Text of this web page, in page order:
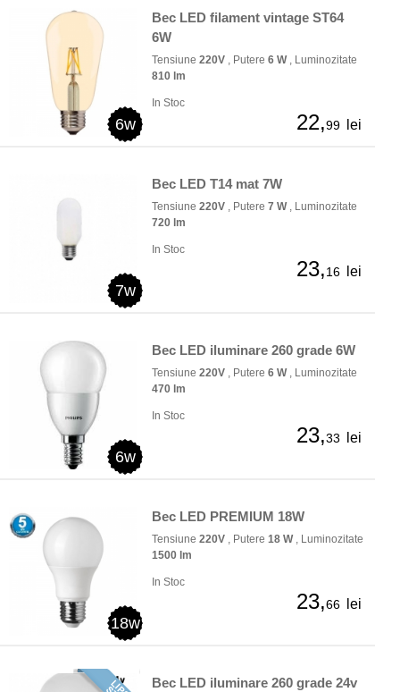
6w
Bec LED filament vintage ST64
6W
Tensiune 220V , Putere 6 W, Luminozitate
810 lm
In Stoc
22,99 lei
7w
Bec LED T14 mat 7W
Tensiune 220V , Putere 7 W, Luminozitate
720 lm
In Stoc
23,16 lei
6w
Bec LED iluminare 260 grade 6W
Tensiune 220V , Putere 6 W, Luminozitate
470 lm
In Stoc
23,33 lei
18w
Bec LED PREMIUM 18W
Tensiune 220V , Putere 18 W, Luminozitate
1500 lm
In Stoc
23,66 lei
Bec LED iluminare 260 grade 24v